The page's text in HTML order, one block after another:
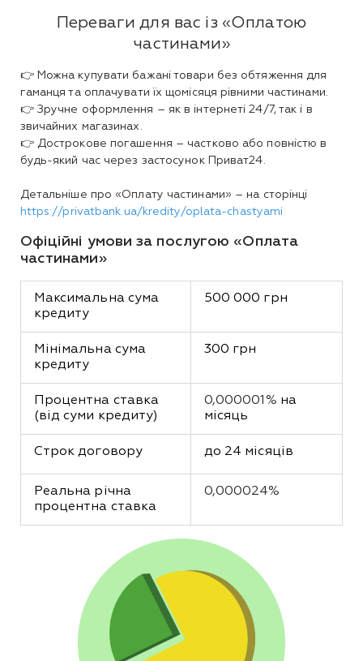
Переваги для вас із «Оплатою
частинами»
👉 Можна купувати бажані товари без обтяження для
гаманця та оплачувати їх щомісяця рівними частинами.
👉 Зручне оформлення – як в інтернеті 24/7, так і в
звичайних магазинах.
👉 Дострокове погашення – частково або повністю в
будь-який час через застосунок Приват24.
Детальніше про «Оплату частинами» – на сторінці
https://privatbank.ua/kredity/oplata-chastyami
Офіційні умови за послугою «Оплата
частинами»
Максимальна сума
кредиту
500 000 грн
Мінімальна сума
кредиту
300 грн
Процентна ставка
(від суми кредиту)
0,000001% на
місяць
Строк договору до 24 місяців
Реальна річна
процентна ставка
0,000024%